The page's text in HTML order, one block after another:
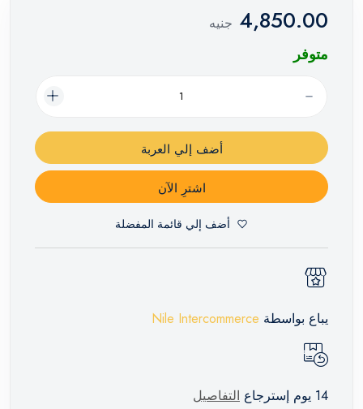
4,850.00 جنيه
متوفر
أضف إلي العربة
اشترِ الآن
أضف إلي قائمة المفضلة
يباع بواسطة Nile Intercommerce
14 يوم إسترجاع التفاصيل